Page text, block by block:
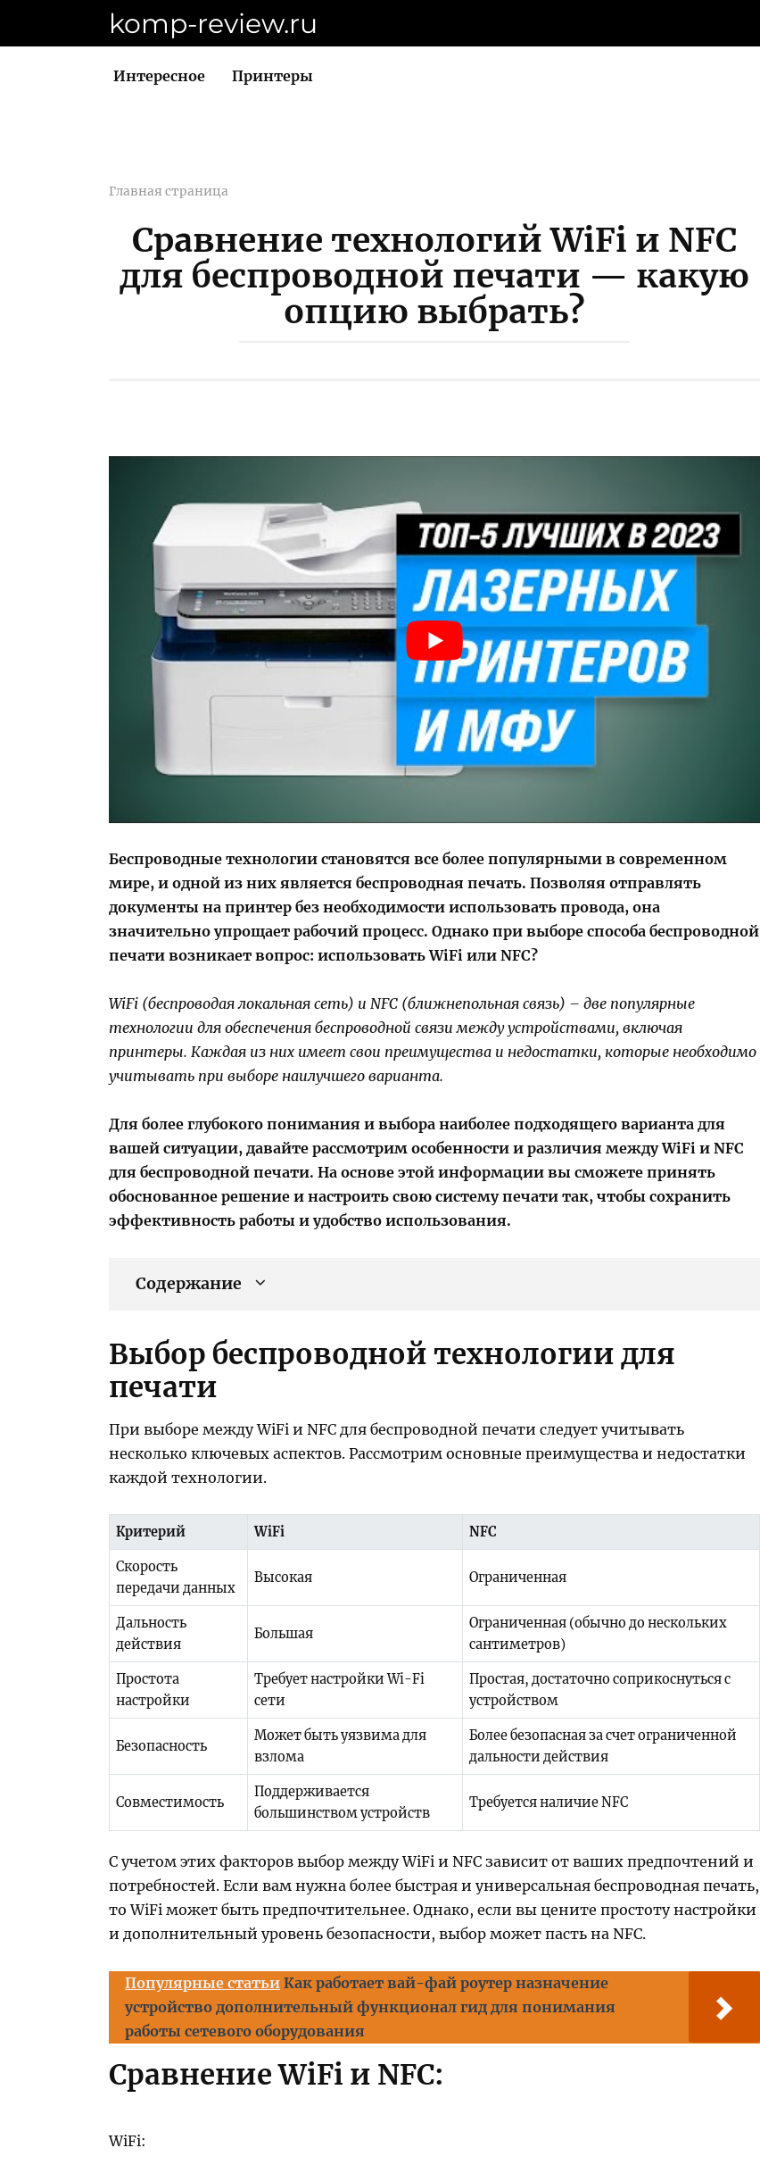
komp-review.ru
Интересное Принтеры
Главная страница
Сравнение технологий WiFi и NFC
для беспроводной печати — какую
опцию выбрать?
Беспроводные технологии становятся все более популярными в современном
мире, и одной из них является беспроводная печать. Позволяя отправлять
документы на принтер без необходимости использовать провода, она
значительно упрощает рабочий процесс. Однако при выборе способа беспроводной
печати возникает вопрос: использовать WiFi или NFC?
WiFi (беспроводая локальная сеть) и NFC (ближнепольная связь) – две популярные
технологии для обеспечения беспроводной связи между устройствами, включая
принтеры. Каждая из них имеет свои преимущества и недостатки, которые необходимо
учитывать при выборе наилучшего варианта.
Для более глубокого понимания и выбора наиболее подходящего варианта для
вашей ситуации, давайте рассмотрим особенности и различия между WiFi и NFC
для беспроводной печати. На основе этой информации вы сможете принять
обоснованное решение и настроить свою систему печати так, чтобы сохранить
эффективность работы и удобство использования.
Содержание
Выбор беспроводной технологии для
печати
При выборе между WiFi и NFC для беспроводной печати следует учитывать
несколько ключевых аспектов. Рассмотрим основные преимущества и недостатки
каждой технологии.
Критерий WiFi NFC
Скорость
передачи данных
Высокая Ограниченная
Дальность
действия
Большая
Ограниченная (обычно до нескольких
сантиметров)
Простота
настройки
Требует настройки Wi-Fi
сети
Простая, достаточно соприкоснуться с
устройством
Безопасность
Может быть уязвима для
взлома
Более безопасная за счет ограниченной
дальности действия
Совместимость
Поддерживается
большинством устройств
Требуется наличие NFC
С учетом этих факторов выбор между WiFi и NFC зависит от ваших предпочтений и
потребностей. Если вам нужна более быстрая и универсальная беспроводная печать,
то WiFi может быть предпочтительнее. Однако, если вы цените простоту настройки
и дополнительный уровень безопасности, выбор может пасть на NFC.
Популярные статьи Как работает вай-фай роутер назначение
устройство дополнительный функционал гид для понимания
работы сетевого оборудования
Сравнение WiFi и NFC:
WiFi: